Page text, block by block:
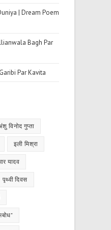
| Dream Poem
Bagh Par
Garibi Par Kavita
विनोद गुप्ता
इली मिश्रा
यादव
पृथ्वी दिवस